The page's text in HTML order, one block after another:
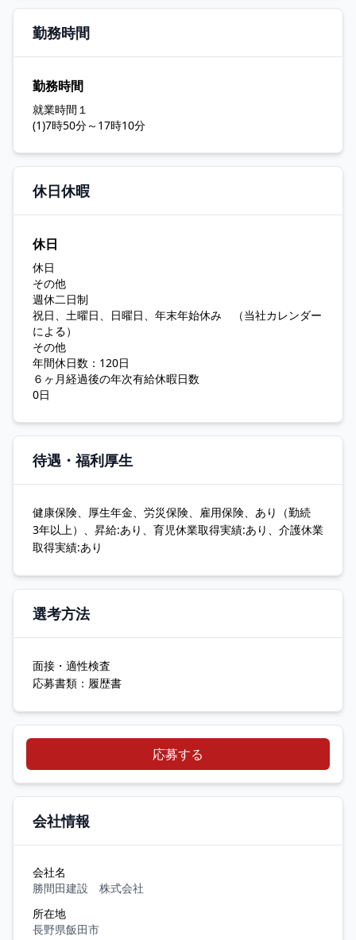
勤務時間
勤務時間
就業時間１
(1)7時50分～17時10分
休日休暇
休日
休日
その他
週休二日制
祝日、土曜日、日曜日、年末年始休み （当社カレンダー
による）
その他
年間休日数：120日
６ヶ月経過後の年次有給休暇日数
0日
待遇・福利厚生
健康保険、厚生年金、労災保険、雇用保険、あり（勤続
3年以上）、昇給:あり、育児休業取得実績:あり、介護休業
取得実績:あり
選考方法
面接・適性検査
応募書類：履歴書
応募する
会社情報
会社名
勝間田建設 株式会社
所在地
長野県飯田市